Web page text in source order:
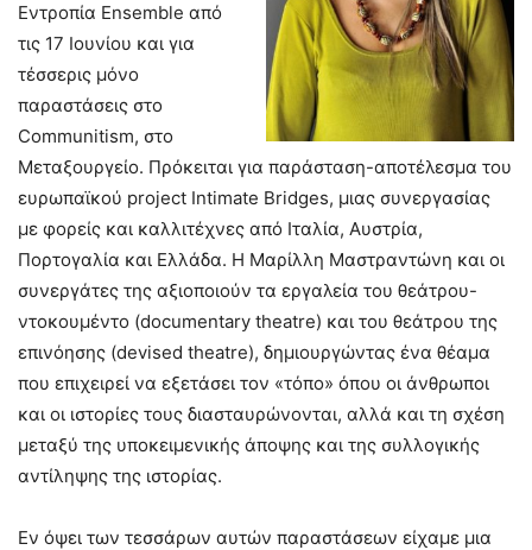
Εντροπία Ensemble από
τις 17 Ιουνίου και για
τέσσερις μόνο
παραστάσεις στο
Communitism, στο
Μεταξουργείο. Πρόκειται για παράσταση-αποτέλεσμα του
ευρωπαϊκού project Ιntimate Bridges, μιας συνεργασίας
με φορείς και καλλιτέχνες από Ιταλία, Αυστρία,
Πορτογαλία και Ελλάδα. Η Μαρίλλη Μαστραντώνη και οι
συνεργάτες της αξιοποιούν τα εργαλεία του θεάτρου-
ντοκουμέντο (documentary theatre) και του θεάτρου της
επινόησης (devised theatre), δημιουργώντας ένα θέαμα
που επιχειρεί να εξετάσει τον «τόπο» όπου οι άνθρωποι
και οι ιστορίες τους διασταυρώνονται, αλλά και τη σχέση
μεταξύ της υποκειμενικής άποψης και της συλλογικής
αντίληψης της ιστορίας.
Εν όψει των τεσσάρων αυτών παραστάσεων είχαμε μια